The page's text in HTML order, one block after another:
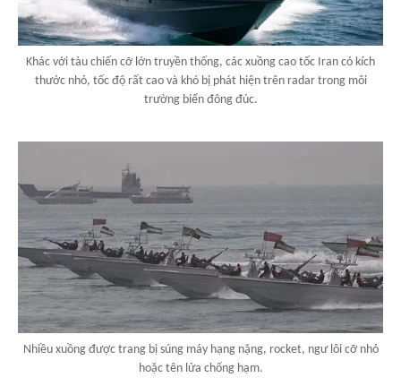
Khác với tàu chiến cỡ lớn truyền thống, các xuồng cao tốc Iran có kích
thước nhỏ, tốc độ rất cao và khó bị phát hiện trên radar trong môi
trường biển đông đúc.
Nhiều xuồng được trang bị súng máy hạng nặng, rocket, ngư lôi cỡ nhỏ
hoặc tên lửa chống hạm.